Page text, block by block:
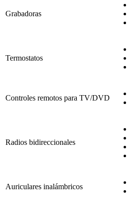
Grabadoras
Termostatos
Controles remotos para TV/DVD
Radios bidireccionales
Auriculares inalámbricos